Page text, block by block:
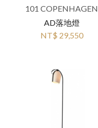
101 COPENHAGEN
AD落地燈
NT$ 29,550